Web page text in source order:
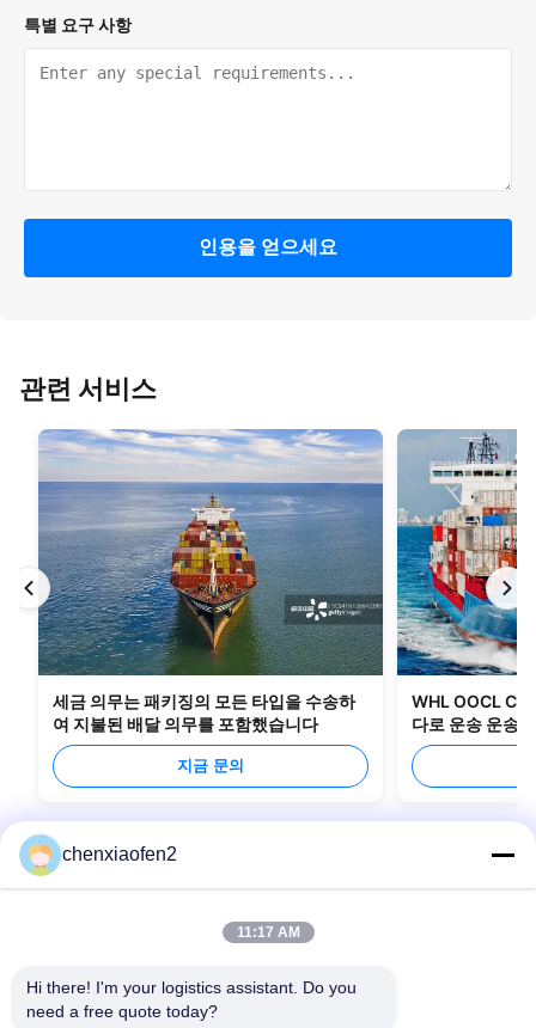
특별 요구 사항
인용을 얻으세요
관련 서비스
세금 의무는 패키징의 모든 타입을 수송하
여 지불된 배달 의무를 포함했습니다
지금 문의
WHL OOCL
다로 운송 운송
chenxiaofen2
11:17 AM
Hi there! I'm your logistics assistant. Do you
need a free quote today?